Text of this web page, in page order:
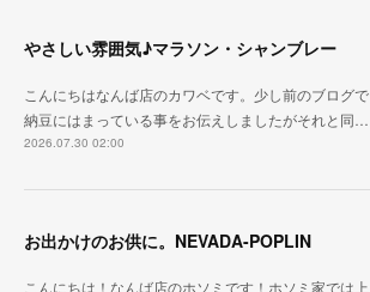
やさしい雰囲気♪マラソン・シャンブレー
こんにちはなんば店のカワベです。少し前のブログで
納豆にはまっている事をお伝えしましたがそれと同…
2026.07.30 02:00
お出かけのお供に。NEVADA-POPLIN
こんにちは！なんば店のホソミです！ホソミ家では上